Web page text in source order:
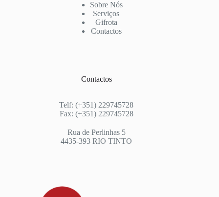
Sobre Nós
Serviços
Gifrota
Contactos
Contactos
Telf: (+351) 229745728
Fax: (+351) 229745728
Rua de Perlinhas 5
4435-393 RIO TINTO